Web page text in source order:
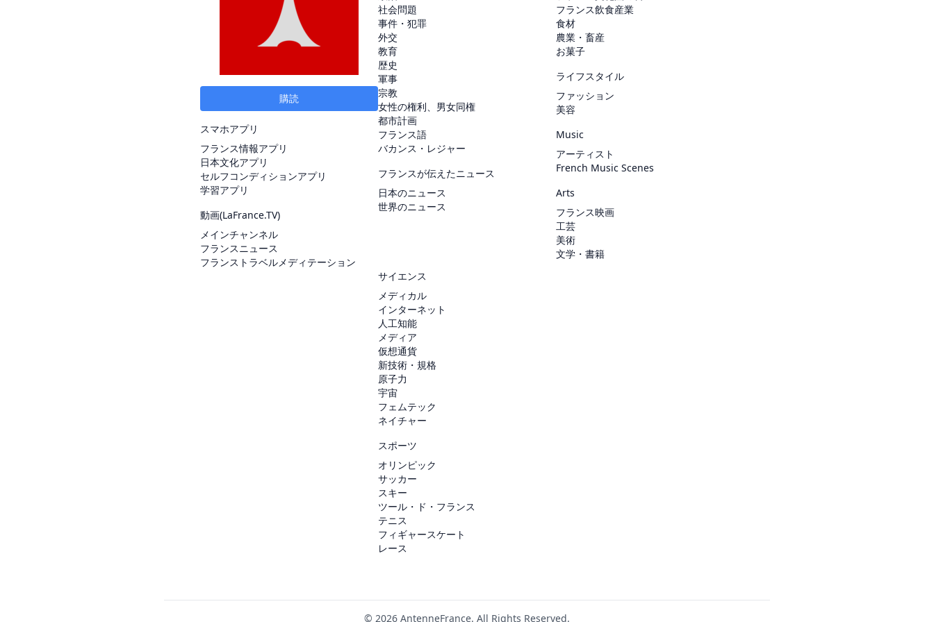
購読
スマホアプリ
フランス情報アプリ
日本文化アプリ
セルフコンディションアプリ
学習アプリ
動画(LaFrance.TV)
メインチャンネル
フランスニュース
フランストラベルメディテーション
社会問題
事件・犯罪
外交
教育
歴史
軍事
宗教
女性の権利、男女同権
都市計画
フランス語
バカンス・レジャー
フランスが伝えたニュース
日本のニュース
世界のニュース
フランス飲食産業
食材
農業・畜産
お菓子
ライフスタイル
ファッション
美容
Music
アーティスト
French Music Scenes
Arts
フランス映画
工芸
美術
文学・書籍
サイエンス
メディカル
インターネット
人工知能
メディア
仮想通貨
新技術・規格
原子力
宇宙
フェムテック
ネイチャー
スポーツ
オリンピック
サッカー
スキー
ツール・ド・フランス
テニス
フィギャースケート
レース
© 2026 AntenneFrance. All Rights Reserved.